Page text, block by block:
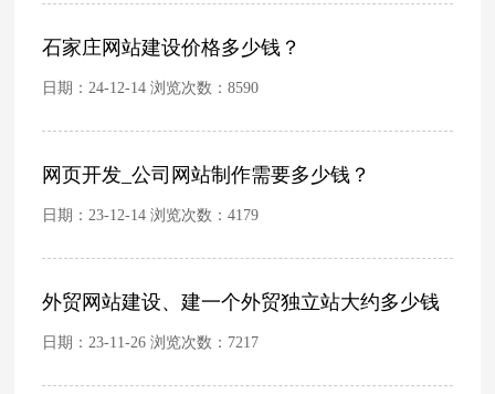
石家庄网站建设价格多少钱？
日期：24-12-14 浏览次数：8590
网页开发_公司网站制作需要多少钱？
日期：23-12-14 浏览次数：4179
外贸网站建设、建一个外贸独立站大约多少钱
日期：23-11-26 浏览次数： 7217